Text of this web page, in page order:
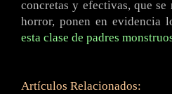
concretas y efectivas, que
horror, ponen en evidencia
esta clase de padres
Artículos Relacionados: